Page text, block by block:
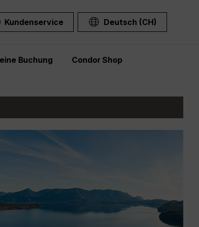
Kundenservice Deutsch (CH)
Buchung Condor Shop